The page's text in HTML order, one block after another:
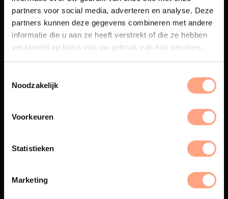
partners voor social media, adverteren en analyse. Deze
partners kunnen deze gegevens combineren met andere
informatie die u aan ze heeft verstrekt of die ze hebben
verzameld op basis van uw gebruik van hun services.
Noodzakelijk
Voorkeuren
Statistieken
Marketing
Maatwerk
Een exclusieve handgemaakte
De meubelen worden in onze
componenten lak.